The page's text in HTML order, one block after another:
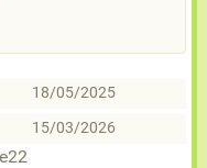
18/05/2025
15/03/2026